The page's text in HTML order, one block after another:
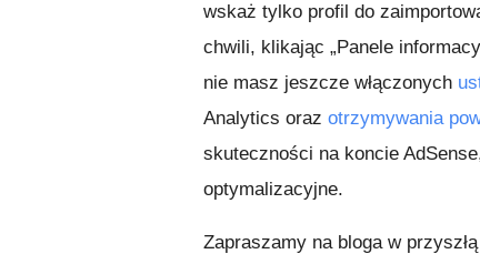
wskaż tylko profil do
chwili, klikając „Panele
nie masz jeszcze włączonych
Analytics oraz otrzymywania
skuteczności na koncie
optymalizacyjne.
Zapraszamy na bloga w